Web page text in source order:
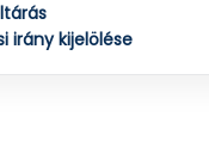
irány kijelölése